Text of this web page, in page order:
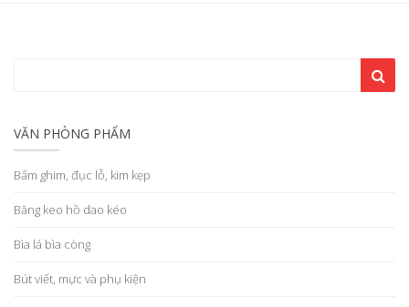
VĂN PHÒNG PHẨM
Bấm ghim, đục lỗ, kim kẹp
Băng keo hồ dao kéo
Bìa lá bìa còng
Bút viết, mực và phụ kiện